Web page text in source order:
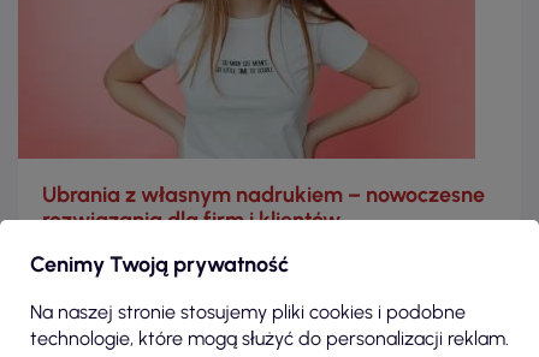
Ubrania z własnym nadrukiem – nowoczesne
rozwiązania dla firm i klientów
kluczowy element zarówno strategii marketingowej
przedsiębiorstw, jak i sposobu wyrażania indywidualności
Cenimy Twoją prywatność
Na naszej stronie stosujemy pliki cookies i podobne
technologie, które mogą służyć do personalizacji reklam.